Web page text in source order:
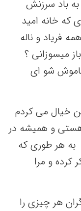
به باد سرزنش
خانه امید
فریاد و ناله
میسوزانی ؟
شو ای
خیال می کردم
و همیشه در
هر طوری که
کرده و مرا
هر چیزی را